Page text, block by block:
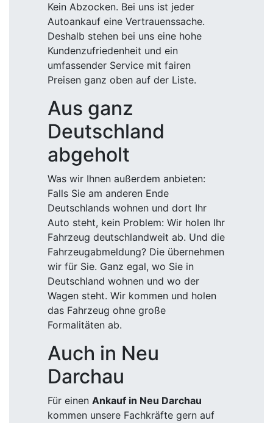
Kein Abzocken. Bei uns ist jeder
Autoankauf eine Vertrauenssache.
Deshalb stehen bei uns eine hohe
Kundenzufriedenheit und ein
umfassender Service mit fairen
Preisen ganz oben auf der Liste.
Aus ganz
Deutschland
abgeholt
Was wir Ihnen außerdem anbieten:
Falls Sie am anderen Ende
Deutschlands wohnen und dort Ihr
Auto steht, kein Problem: Wir holen Ihr
Fahrzeug deutschlandweit ab. Und die
Fahrzeugabmeldung? Die übernehmen
wir für Sie. Ganz egal, wo Sie in
Deutschland wohnen und wo der
Wagen steht. Wir kommen und holen
das Fahrzeug ohne große
Formalitäten ab.
Auch in Neu
Darchau
Für einen Ankauf in Neu Darchau
kommen unsere Fachkräfte gern auf